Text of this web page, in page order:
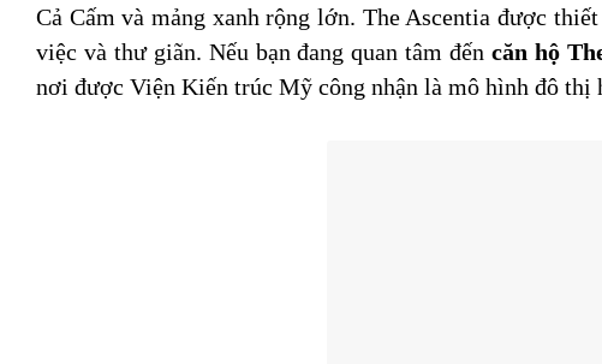
Cả Cấm và mảng xanh rộng lớn. The Ascentia được
việc và thư giãn. Nếu bạn đang quan tâm đếncăn hộ
nơi được Viện Kiến trúc Mỹ công nhận là mô hình đô thị